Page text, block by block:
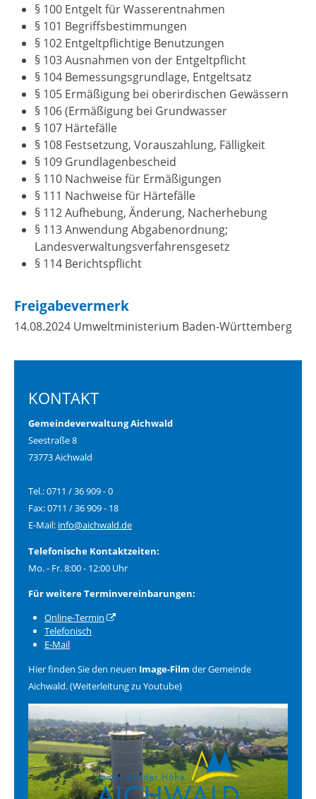
§ 100 Entgelt für Wasserentnahmen
§ 101 Begriffsbestimmungen
§ 102 Entgeltpflichtige Benutzungen
§ 103 Ausnahmen von der Entgeltpflicht
§ 104 Bemessungsgrundlage, Entgeltsatz
§ 105 Ermäßigung bei oberirdischen Gewässern
§ 106 (Ermäßigung bei Grundwasser
§ 107 Härtefälle
§ 108 Festsetzung, Vorauszahlung, Fälligkeit
§ 109 Grundlagenbescheid
§ 110 Nachweise für Ermäßigungen
§ 111 Nachweise für Härtefälle
§ 112 Aufhebung, Änderung, Nacherhebung
§ 113 Anwendung Abgabenordnung;
Landesverwaltungsverfahrensgesetz
§ 114 Berichtspflicht
Freigabevermerk
14.08.2024 Umweltministerium Baden-Württemberg
KONTAKT
Gemeindeverwaltung Aichwald
Seestraße 8
73773 Aichwald
Tel.: 0711 / 36 909 - 0
Fax: 0711 / 36 909 - 18
E-Mail: info@aichwald.de
Telefonische Kontaktzeiten:
Mo. - Fr. 8:00 - 12:00 Uhr
Für weitere Terminvereinbarungen:
Online-Termin
Telefonisch
E-Mail
Hier finden Sie den neuen Image-Film der Gemeinde
Aichwald. (Weiterleitung zu Youtube)